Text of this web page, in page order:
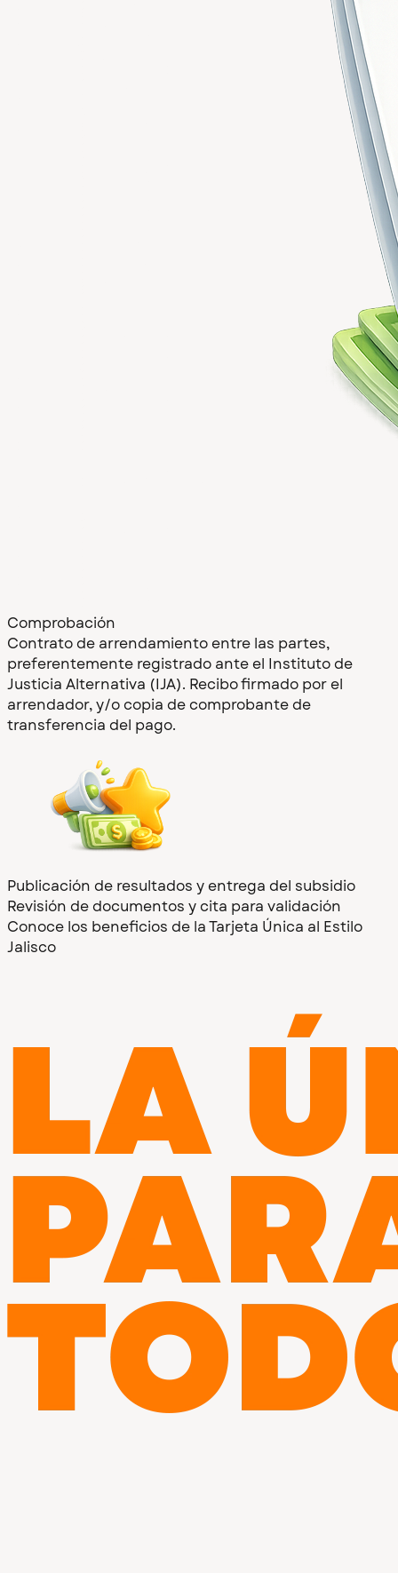
Comprobación
Contrato de arrendamiento entre las partes,
preferentemente registrado ante el Instituto de
Justicia Alternativa (IJA). Recibo firmado por el
arrendador, y/o copia de comprobante de
transferencia del pago.
Publicación de resultados y entrega del subsidio
Revisión de documentos y cita para validación
Conoce los beneficios de la Tarjeta Única al Estilo
Jalisco